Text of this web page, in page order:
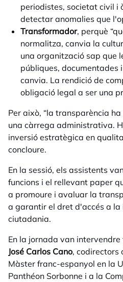
periodistes, societat civil i
detectar anomalies que
Transformador, perquè
normalitza, canvia la
una organització sap que
públiques, documentades
canvia. La rendició de
obligació legal a ser una
Per això, “la transparència
una càrrega administrativa.
inversió estratègica en
concloure.
En la sessió, els assistents
funcions i el rellevant paper
a promoure i avaluar la
a garantir el dret d'accés a
ciutadania.
En la jornada van intervendre
José Carlos Cano, codirectors
Màster franc-espanyol en la
Panthéon Sorbonne i a la